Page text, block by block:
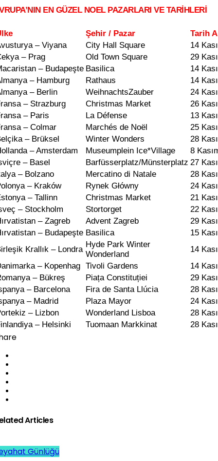
EN GÜZEL NOEL PAZARLARI VE TARİHLERİ
Şehir / Pazar
Tarih
– Viyana
City Hall Square
14
– Prag
Old Town Square
29
– Budapeşte Basilica
14
– Hamburg
Rathaus
14
– Berlin
WeihnachtsZauber
24
– Strazburg
Christmas Market
26
– Paris
La Défense
13
– Colmar
Marchés de Noël
25
– Brüksel
Winter Wonders
28
– Amsterdam
Museumplein Ice*Village
8
– Basel
Barfüsserplatz/Münsterplatz 27
– Bolzano
Mercatino di Natale
28
– Kraków
Rynek Główny
24
– Tallinn
Christmas Market
21
– Stockholm
Stortorget
22
– Zagreb
Advent Zagreb
29
– Budapeşte Basilica
15
Krallık – Londra
Hyde Park Winter
Wonderland
14
– Kopenhag Tivoli Gardens
14
– Bükreş
Piața Constituției
29
– Barcelona
Fira de Santa Llúcia
28
– Madrid
Plaza Mayor
24
– Lizbon
Wonderland Lisboa
28
– Helsinki
Tuomaan Markkinat 28
Articles
Günlüğü